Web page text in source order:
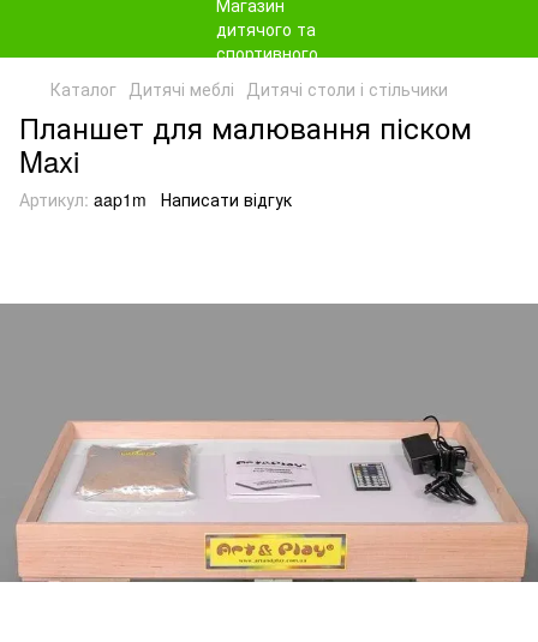
Каталог Дитячі меблі Дитячі столи і стільчики
Планшет для малювання піском
Maxi
Артикул: aap1m Написати відгук